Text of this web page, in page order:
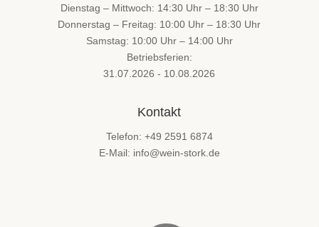
Dienstag – Mittwoch: 14:30 Uhr – 18:30 Uhr
Donnerstag – Freitag: 10:00 Uhr – 18:30 Uhr
Samstag: 10:00 Uhr – 14:00 Uhr
Betriebsferien:
31.07.2026 - 10.08.2026
Kontakt
Telefon: +49 2591 6874
E-Mail: info@wein-stork.de